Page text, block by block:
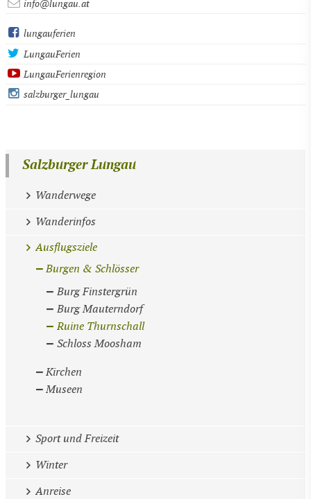
info@lungau.at
lungauferien
LungauFerien
LungauFerienregion
salzburger_lungau
Salzburger Lungau
Wanderwege
Wanderinfos
Ausflugsziele
Burgen & Schlösser
Burg Finstergrün
Burg Mauterndorf
Ruine Thurnschall
Schloss Moosham
Kirchen
Museen
Sport und Freizeit
Winter
Anreise